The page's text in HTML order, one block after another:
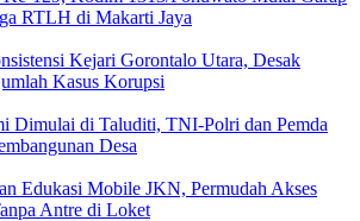
RTLH di Makarti Jaya
Kejari Gorontalo Utara, Desak
Kasus Korupsi
Dimulai di Taluditi, TNI-Polri dan Pemda
Desa
Edukasi Mobile JKN, Permudah Akses
Antre di Loket